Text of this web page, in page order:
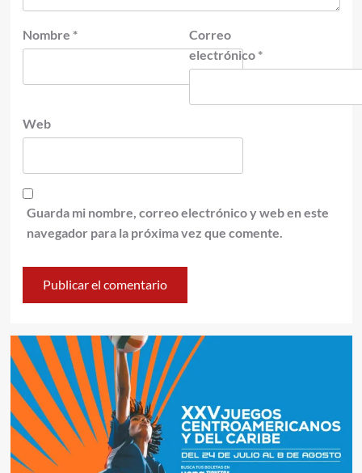
Nombre *
Correo
electrónico *
Web
Guarda mi nombre, correo electrónico y web en este
navegador para la próxima vez que comente.